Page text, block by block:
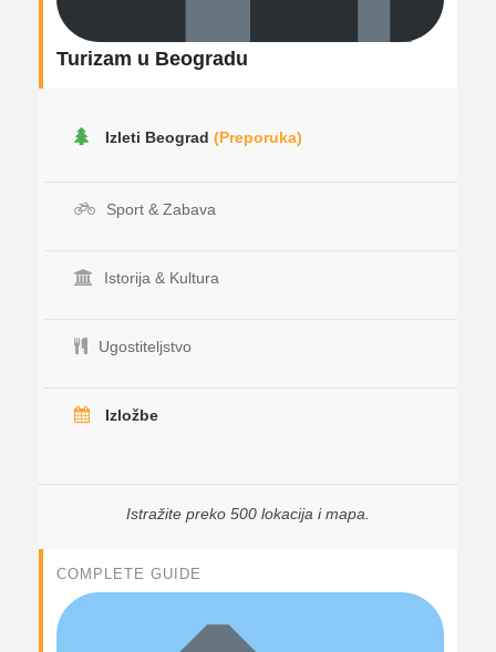
Turizam u Beogradu
Izleti Beograd (Preporuka)
Sport & Zabava
Istorija & Kultura
Ugostiteljstvo
Izložbe
Istražite preko 500 lokacija i mapa.
COMPLETE GUIDE